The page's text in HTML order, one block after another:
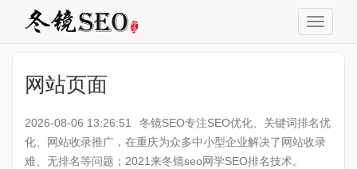
网站页面
2026-08-06 13:26:51
冬镜SEO专注SEO优化、关键词排名优
化、网站收录推广，在重庆为众多中小型企业解决了网站收录
难、无排名等问题；2021来冬镜seo网学SEO排名技术。